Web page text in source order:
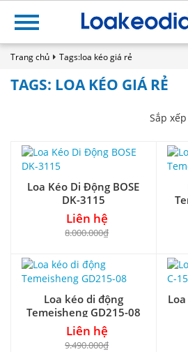
Trang chủ Tags:loa kéo giá rẻ
TAGS: LOA KÉO GIÁ RẺ
Sắp
Loa Kéo Di Động BOSE
DK-3115
Liên hệ
8.000.000₫
Loa kéo di động
Temeisheng GD215-08
Liên hệ
9.490.000₫